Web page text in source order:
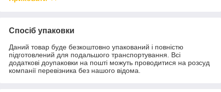
Спосіб упаковки
Даний товар буде безкоштовно упакований і повністю
підготовлений для подальшого транспортування. Всі
додаткові доупаковки на пошті можуть проводитися на розсуд
компанії перевізника без нашого відома.